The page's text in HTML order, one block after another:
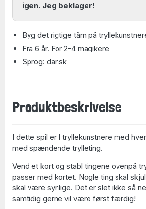
igen. Jeg beklager!
Byg det rigtige tårn på
Fra 6 år. For 2-4 magikere
Sprog: dansk
Produktbeskrivelse
I dette spil er I tryllekunstnere med
med spændende trylleting.
Vend et kort og stabl tingene ovenpå
passer med kortet. Nogle ting skal
skal være synlige. Det er slet ikke så
samtidig gerne vil være først færdig!